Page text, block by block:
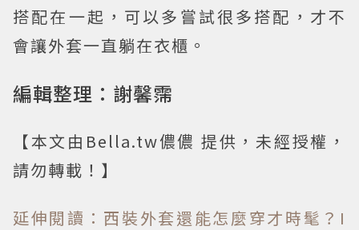
搭配在一起，可以多嘗試很多搭配，才不
會讓外套一直躺在衣櫃。
編輯整理：謝馨霈
【本文由Bella.tw儂儂 提供，未經授權，
請勿轉載！】
延伸閱讀：西裝外套還能怎麼穿才時髦？I